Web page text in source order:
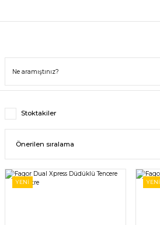
Stoktakiler
YENİ YENİ